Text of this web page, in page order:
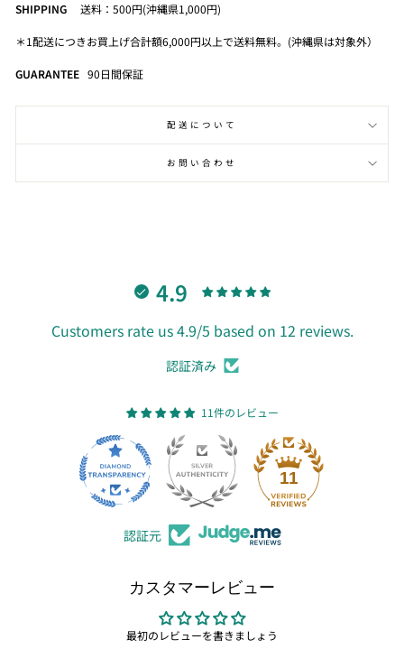
SHIPPING 送料：500円(沖縄県1,000円)
＊1配送につきお買上げ合計額6,000円以上で送料無料。(沖縄県は対象外）
GUARANTEE 90日間保証
配送について
お問い合わせ
4.9
Customers rate us 4.9/5 based on 12 reviews.
認証済み
11件のレビュー
11
認証元
カスタマーレビュー
最初のレビューを書きましょう